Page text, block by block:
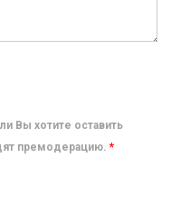
Вы хотите оставить
премодерацию. *